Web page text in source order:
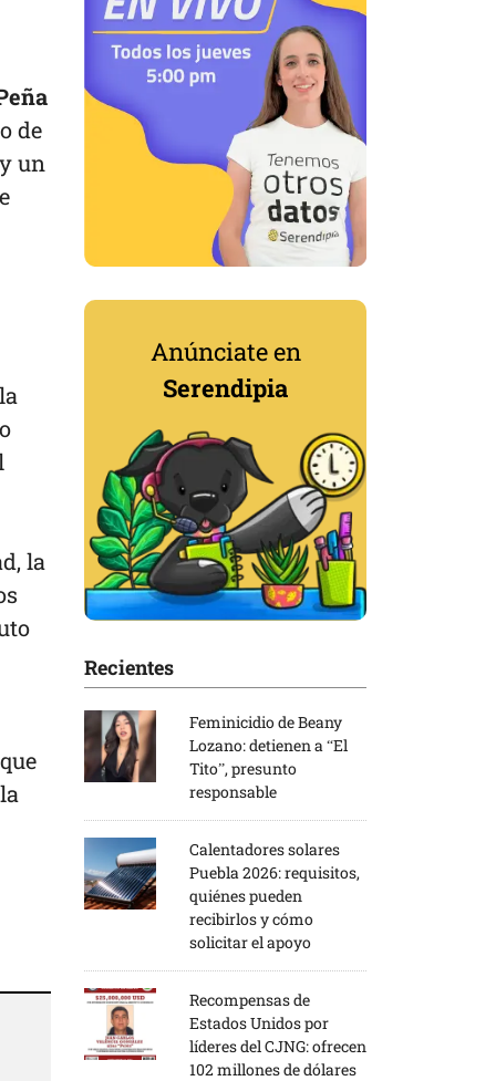
de
un
la
Anúnciate en
Serendipia
Recientes
Feminicidio de Beany
Lozano: detienen a “El
Tito”, presunto
responsable
Calentadores solares
Puebla 2026: requisitos,
quiénes pueden
recibirlos y cómo
solicitar el apoyo
Recompensas de
Estados Unidos por
líderes del CJNG: ofrecen
102 millones de dólares